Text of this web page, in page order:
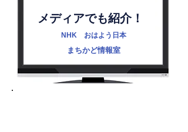
メディアでも紹介！
NHK おはよう日本
まちかど情報室